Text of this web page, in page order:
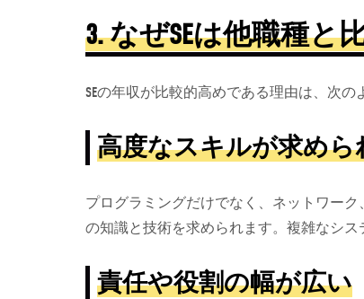
3.なぜSEは他職種と
SEの年収が比較的高めである理由は、次の
高度なスキルが求めら
プログラミングだけでなく、ネットワー
の知識と技術を求められます。複雑なシ
責任や役割の幅が広い